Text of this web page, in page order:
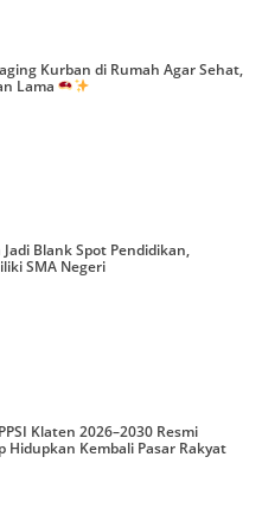
Kurban di Rumah Agar Sehat,
Lama
Blank Spot Pendidikan,
SMA Negeri
Klaten 2026–2030 Resmi
Hidupkan Kembali Pasar Rakyat